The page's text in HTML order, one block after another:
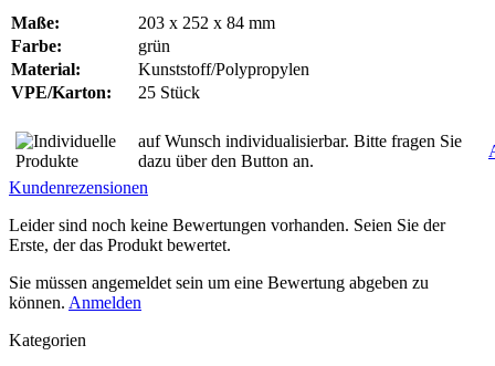
Maße:
203 x 252 x 84 mm
Farbe:
grün
Material:
Kunststoff/Polypropylen
VPE/Karton:
25 Stück
auf Wunsch individualisierbar. Bitte fragen Sie
dazu über den Button an.
Kundenrezensionen
Leider sind noch keine Bewertungen vorhanden. Seien Sie der
Erste, der das Produkt bewertet.
Sie müssen angemeldet sein um eine Bewertung abgeben zu
können. Anmelden
Kategorien